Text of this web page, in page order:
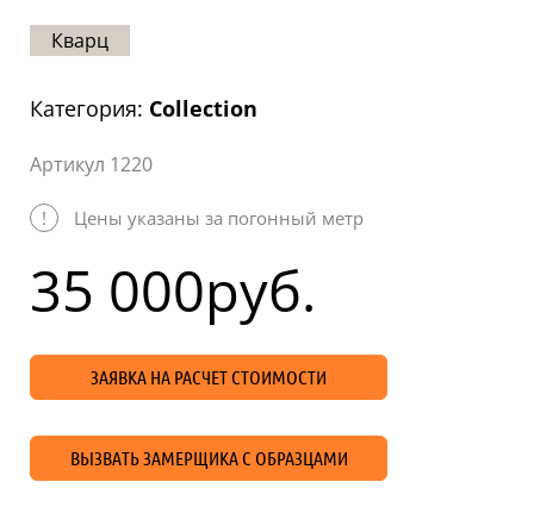
Карта
Кварц
Категория: Collection
Артикул 1220
! Цены указаны за погонный метр
35 000руб.
ЗАЯВКА НА РАСЧЕТ СТОИМОСТИ
ВЫЗВАТЬ ЗАМЕРЩИКА С ОБРАЗЦАМИ